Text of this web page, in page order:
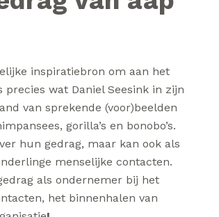
inspiratiebron om aan het
wat Daniel Seesink in zijn
van sprekende (voor)beelden
gorilla’s en bonobo’s.
hun gedrag, maar kan ook als
menselijke contacten.
als ondernemer bij het
het binnenhalen van